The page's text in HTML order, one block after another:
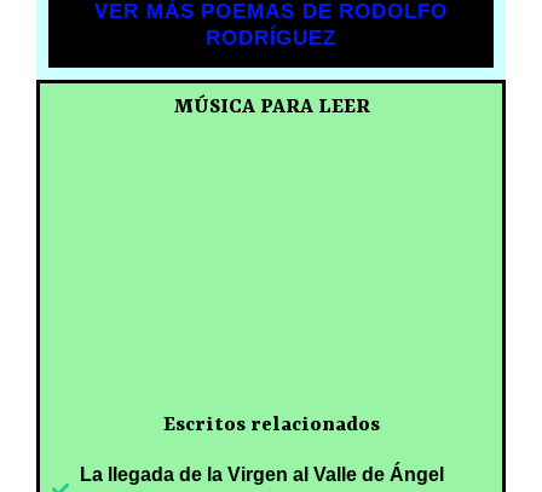
VER MÁS POEMAS DE RODOLFO
RODRÍGUEZ
MÚSICA PARA LEER
Escritos relacionados
La llegada de la Virgen al Valle de Ángel